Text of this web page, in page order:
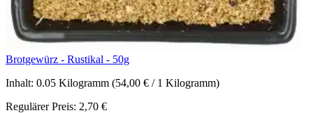
Brotgewürz - Rustikal - 50g
Inhalt: 0.05 Kilogramm (54,00 € / 1 Kilogramm)
Regulärer Preis: 2,70 €